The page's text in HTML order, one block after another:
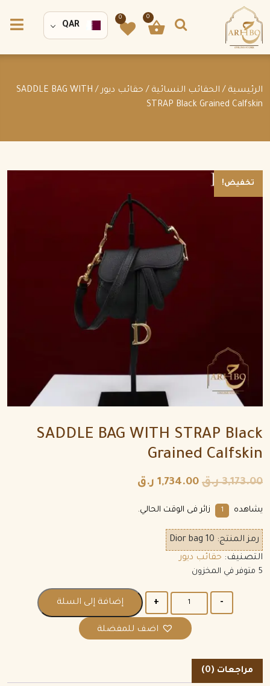
0
0
QAR
الرئيسية / الحقائب النسائية / حقائب ديور
/ SADDLE BAG WITH
STRAP Black Grained Calfskin
تخفيض!
SADDLE BAG WITH STRAP Black
Grained Calfskin
3,173.00 ر.ق 1,734.00 ر.ق
يشاهده 1 زائر فى الوقت الحالي.
رمز المنتج: Dior bag 10
التصنيف: حقائب ديور
5 متوفر في المخزون
إضافة إلى السلة
اضف للمفضلة
مراجعات (0)